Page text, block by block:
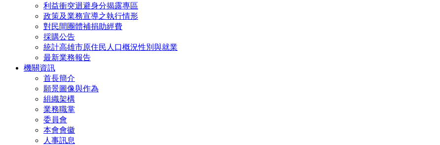
利益衝突迴避身分揭露專區
政策及業務宣導之執行情形
對民間團體補捐助經費
採購公告
統計高雄市原住民人口概況性別與就業
最新業務報告
機關資訊
首長簡介
願景圖像與作為
組織架構
業務職掌
委員會
本會會徽
人事訊息